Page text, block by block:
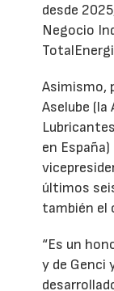
desde
Negocio
Asimismo,
Aselube (la
en
últimos
también el
“Es un
y de Genci